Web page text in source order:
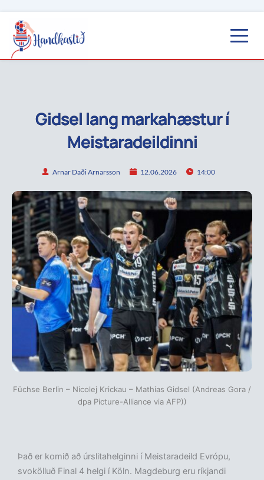
Gidsel lang markahæstur í
Meistaradeildinni
Arnar Daði Arnarsson 12.06.2026 14:00
Füchse Berlin – Nicolej Krickau – Mathias Gidsel (Andreas Gora /
dpa Picture-Alliance via AFP))
Það er komið að úrslitahelginni í Meistaradeild Evrópu,
svokölluð Final 4 helgi í Köln. Magdeburg eru ríkjandi